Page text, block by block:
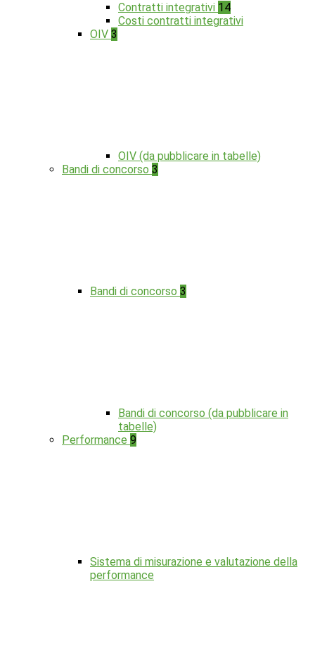
Contratti integrativi 14
Costi contratti integrativi
OIV 3
OIV (da pubblicare in tabelle)
Bandi di concorso 3
Bandi di concorso 3
Bandi di concorso (da pubblicare in
tabelle)
Performance 9
Sistema di misurazione e valutazione della
performance